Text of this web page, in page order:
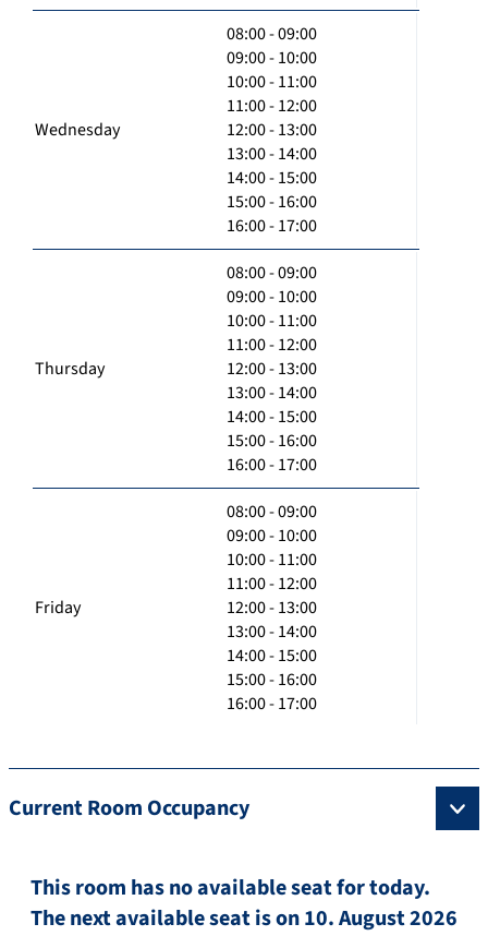
Wednesday
08:00 - 09:00
09:00 - 10:00
10:00 - 11:00
11:00 - 12:00
12:00 - 13:00
13:00 - 14:00
14:00 - 15:00
15:00 - 16:00
16:00 - 17:00
Thursday
08:00 - 09:00
09:00 - 10:00
10:00 - 11:00
11:00 - 12:00
12:00 - 13:00
13:00 - 14:00
14:00 - 15:00
15:00 - 16:00
16:00 - 17:00
Friday
08:00 - 09:00
09:00 - 10:00
10:00 - 11:00
11:00 - 12:00
12:00 - 13:00
13:00 - 14:00
14:00 - 15:00
15:00 - 16:00
16:00 - 17:00
Current Room Occupancy
This room has no available seat for today.
The next available seat is on 10. August 2026